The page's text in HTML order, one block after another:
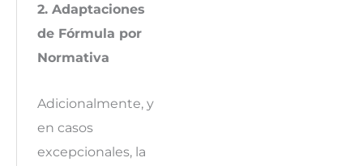
2. Adaptaciones
de Fórmula por
Normativa
Adicionalmente, y
en casos
excepcionales, la